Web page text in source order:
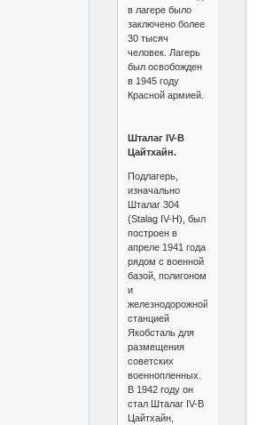
в лагере было
заключено более
30 тысяч
человек. Лагерь
был освобожден
в 1945 году
Красной армией.
Шталаг IV-B
Цайтхайн.
Подлагерь,
изначально
Шталаг 304
(Stalag IV-H), был
построен в
апреле 1941 года
рядом с военной
базой, полигоном
и
железнодорожной
станцией
Якобсталь для
размещения
советских
военнопленных.
В 1942 году он
стал Шталаг IV-B
Цайтхайн,